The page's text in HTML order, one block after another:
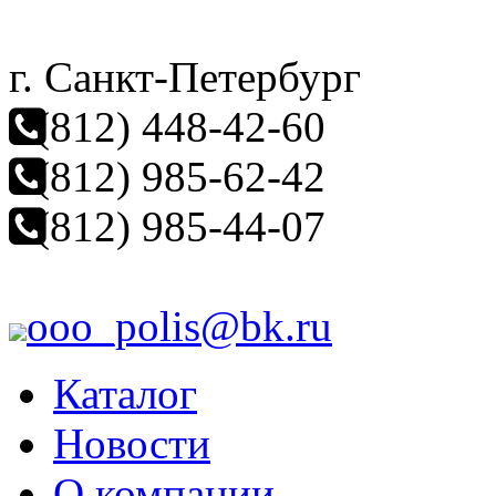
г. Санкт-Петербург
(812) 448-42-60
(812) 985-62-42
(812) 985-44-07
ooo_polis@bk.ru
Каталог
Новости